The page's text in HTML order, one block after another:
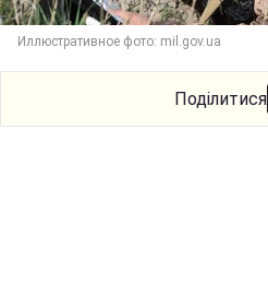
Иллюстративное фото: mil.gov.ua
Поділитися